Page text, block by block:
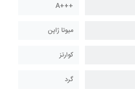
+++A
میوتا ژاپن
کوارتز
گرد